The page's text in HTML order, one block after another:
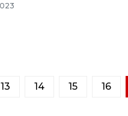
13 14 15 16